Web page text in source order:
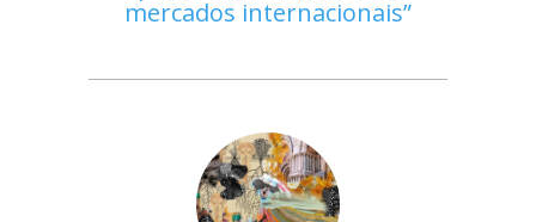
mercados internacionais